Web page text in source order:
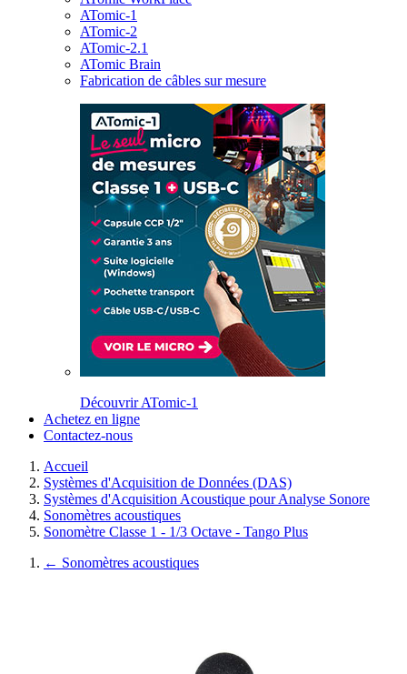
ATomic-1
ATomic-2
ATomic-2.1
ATomic Brain
Fabrication de câbles sur mesure
Découvrir ATomic-1
Achetez en ligne
Contactez-nous
Accueil
Systèmes d'Acquisition de Données (DAS)
Systèmes d'Acquisition Acoustique pour Analyse Sonore
Sonomètres acoustiques
Sonomètre Classe 1 - 1/3 Octave - Tango Plus
← Sonomètres acoustiques